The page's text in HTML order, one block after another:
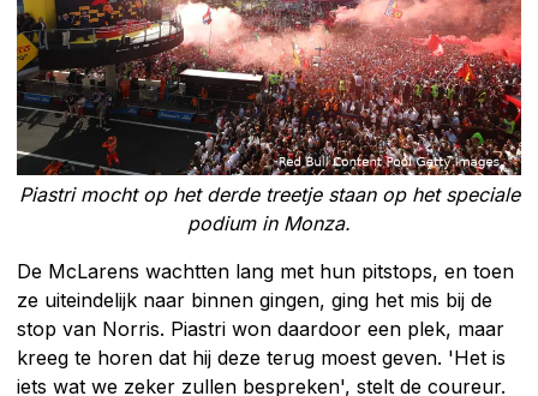
Piastri mocht op het derde treetje staan op het speciale
podium in Monza.
De McLarens wachtten lang met hun pitstops, en toen
ze uiteindelijk naar binnen gingen, ging het mis bij de
stop van Norris. Piastri won daardoor een plek, maar
kreeg te horen dat hij deze terug moest geven. 'Het is
iets wat we zeker zullen bespreken', stelt de coureur.